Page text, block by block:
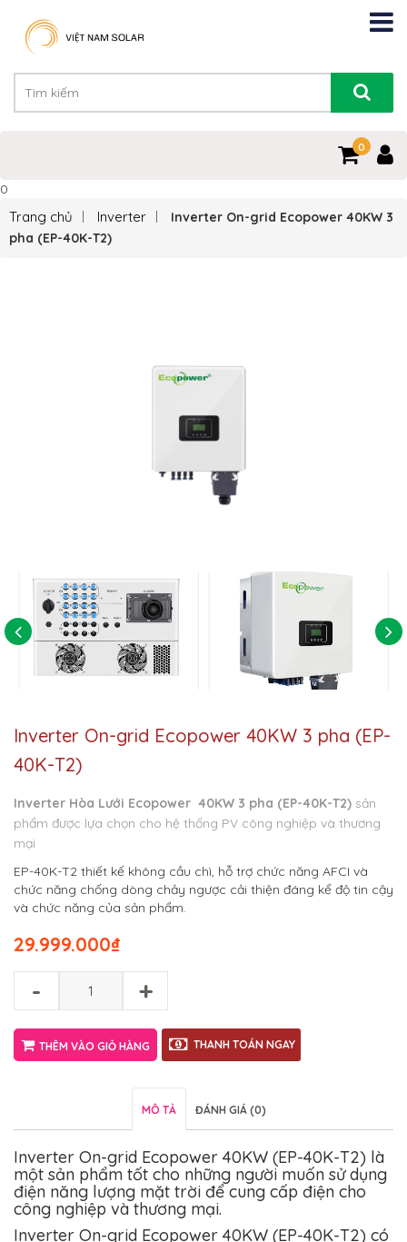
0
0
Trang chủ Inverter
Inverter On-grid Ecopower 40KW 3
pha (EP-40K-T2)
Inverter On-grid Ecopower 40KW 3 pha (EP-
40K-T2)
Inverter Hòa Lưới Ecopower 40KW 3 pha (EP-40K-T2) sản
phẩm được lựa chọn cho hệ thống PV công nghiệp và thương
mại
EP-40K-T2 thiết kế không cầu chì, hỗ trợ chức năng AFCI và
chức năng chống dòng chảy ngược cải thiện đáng kể độ tin cậy
và chức năng của sản phẩm.
₫
29.999.000
- +
THÊM VÀO GIỎ HÀNG THANH TOÁN NGAY
MÔ TẢ ĐÁNH GIÁ (0)
Inverter On-grid Ecopower 40KW (EP-40K-T2) là
một sản phẩm tốt cho những người muốn sử dụng
điện năng lượng mặt trời để cung cấp điện cho
công nghiệp và thương mại.
Inverter On-grid Ecopower 40KW (EP-40K-T2) có